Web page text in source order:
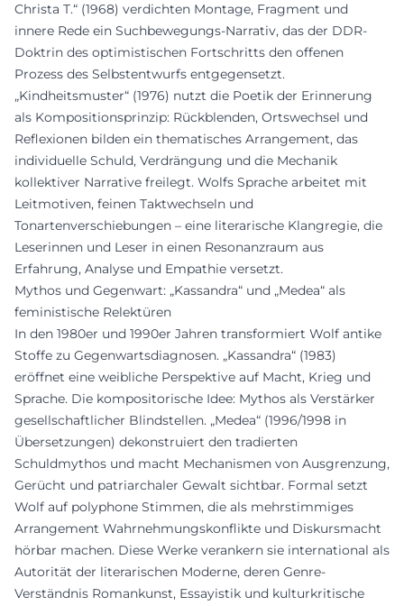
Christa T.“ (1968) verdichten Montage, Fragment und
innere Rede ein Suchbewegungs-Narrativ, das der DDR-
Doktrin des optimistischen Fortschritts den offenen
Prozess des Selbstentwurfs entgegensetzt.
„Kindheitsmuster“ (1976) nutzt die Poetik der Erinnerung
als Kompositionsprinzip: Rückblenden, Ortswechsel und
Reflexionen bilden ein thematisches Arrangement, das
individuelle Schuld, Verdrängung und die Mechanik
kollektiver Narrative freilegt. Wolfs Sprache arbeitet mit
Leitmotiven, feinen Taktwechseln und
Tonartenverschiebungen – eine literarische Klangregie, die
Leserinnen und Leser in einen Resonanzraum aus
Erfahrung, Analyse und Empathie versetzt.
Mythos und Gegenwart: „Kassandra“ und „Medea“ als
feministische Relektüren
In den 1980er und 1990er Jahren transformiert Wolf antike
Stoffe zu Gegenwartsdiagnosen. „Kassandra“ (1983)
eröffnet eine weibliche Perspektive auf Macht, Krieg und
Sprache. Die kompositorische Idee: Mythos als Verstärker
gesellschaftlicher Blindstellen. „Medea“ (1996/1998 in
Übersetzungen) dekonstruiert den tradier­ten
Schuldmythos und macht Mechanismen von Ausgrenzung,
Gerücht und patriarchaler Gewalt sichtbar. Formal setzt
Wolf auf polyphone Stimmen, die als mehrstimmiges
Arrangement Wahrnehmungskonflikte und Diskursmacht
hörbar machen. Diese Werke verankern sie international als
Autorität der literarischen Moderne, deren Genre-
Verständnis Romankunst, Essayistik und kulturkritische